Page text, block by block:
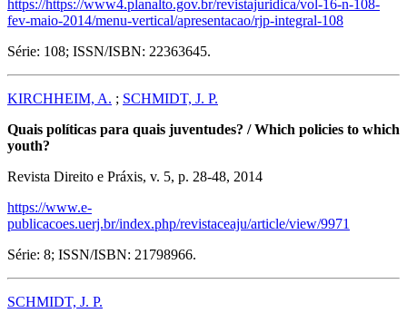
https://https://www4.planalto.gov.br/revistajuridica/vol-16-n-108-
fev-maio-2014/menu-vertical/apresentacao/rjp-integral-108
Série: 108; ISSN/ISBN: 22363645.
KIRCHHEIM, A. ; SCHMIDT, J. P.
Quais políticas para quais juventudes? / Which policies to which
youth?
Revista Direito e Práxis, v. 5, p. 28-48, 2014
https://www.e-
publicacoes.uerj.br/index.php/revistaceaju/article/view/9971
Série: 8; ISSN/ISBN: 21798966.
SCHMIDT, J. P.